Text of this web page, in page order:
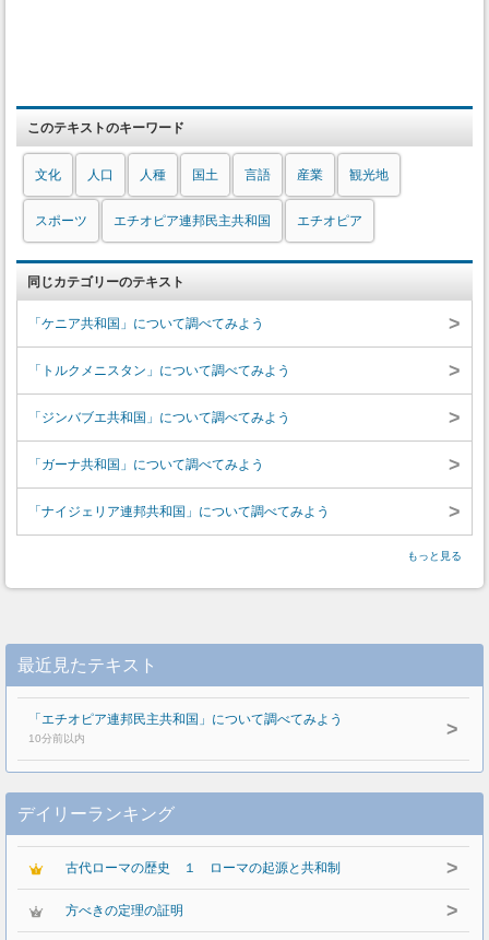
このテキストのキーワード
文化 人口 人種 国土 言語 産業 観光地
スポーツ エチオピア連邦民主共和国 エチオピア
同じカテゴリーのテキスト
「ケニア共和国」について調べてみよう >
「トルクメニスタン」について調べてみよう >
「ジンバブエ共和国」について調べてみよう >
「ガーナ共和国」について調べてみよう >
「ナイジェリア連邦共和国」について調べてみよう >
もっと見る
最近見たテキスト
「エチオピア連邦民主共和国」について調べてみよう
10分前以内 >
デイリーランキング
古代ローマの歴史 １ ローマの起源と共和制 >
方べきの定理の証明 >